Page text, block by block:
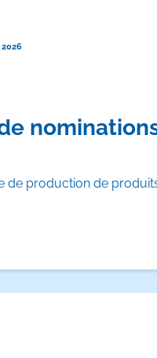
d’experts
de production de